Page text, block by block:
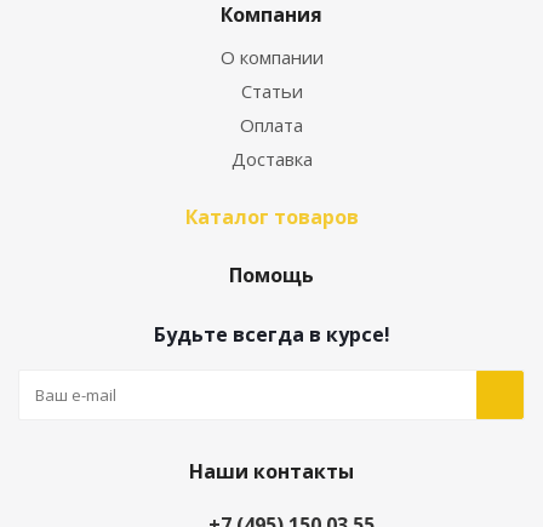
Компания
О компании
Статьи
Оплата
Доставка
Каталог товаров
Помощь
Будьте всегда в курсе!
Наши контакты